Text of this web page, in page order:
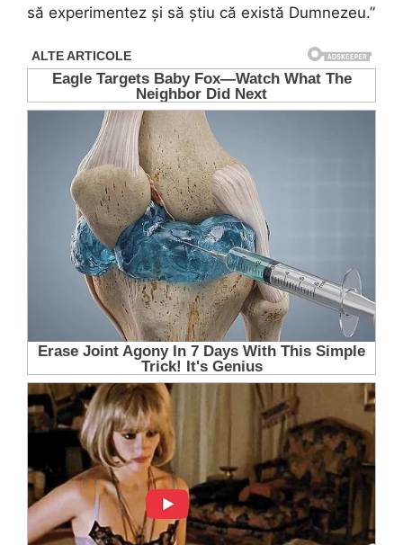
să experimentez şi să ştiu că există Dumnezeu.”